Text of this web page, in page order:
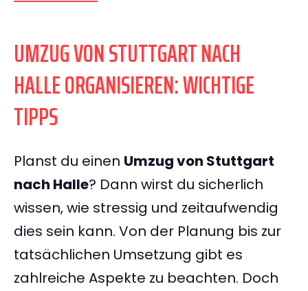
UMZUG VON STUTTGART NACH
HALLE ORGANISIEREN: WICHTIGE
TIPPS
Planst du einen Umzug von Stuttgart
nach Halle? Dann wirst du sicherlich
wissen, wie stressig und zeitaufwendig
dies sein kann. Von der Planung bis zur
tatsächlichen Umsetzung gibt es
zahlreiche Aspekte zu beachten. Doch